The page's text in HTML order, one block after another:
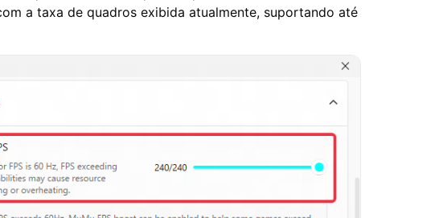
a taxa de quadros exibida atualmente, suportando até